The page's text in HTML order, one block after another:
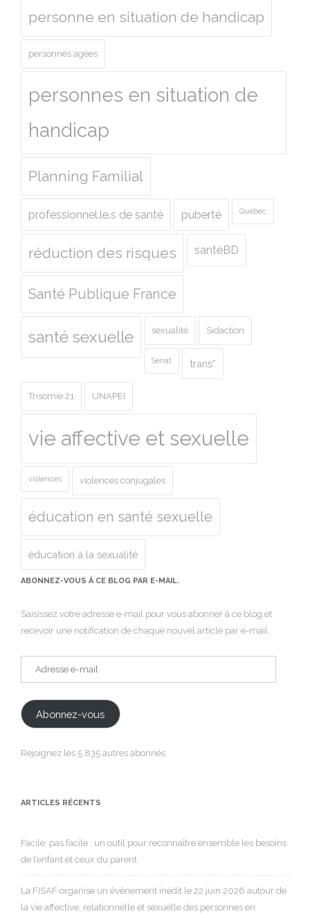
personne en situation de handicap
personnes agées
personnes en situation de
handicap
Planning Familial
professionnel.le.s de santé puberté Quebec
réduction des risques santéBD
Santé Publique France
santé sexuelle sexualité Sidaction
Sénat trans*
Trisomie 21 UNAPEI
vie affective et sexuelle
violences violences conjugales
éducation en santé sexuelle
éducation à la sexualité
ABONNEZ-VOUS À CE BLOG PAR E-MAIL.
Saisissez votre adresse e-mail pour vous abonner à ce blog et
recevoir une notification de chaque nouvel article par e-mail.
Abonnez-vous
Rejoignez les 5 835 autres abonnés
ARTICLES RÉCENTS
Facile, pas facile : un outil pour reconnaître ensemble les besoins
de l’enfant et ceux du parent
La FISAF organise un événement inédit le 22 juin 2026 autour de
la vie affective, relationnelle et sexuelle des personnes en